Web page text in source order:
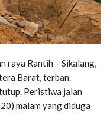
raya Rantih – Sikalang,
Barat, terban.
Peristiwa jalan
malam yang diduga